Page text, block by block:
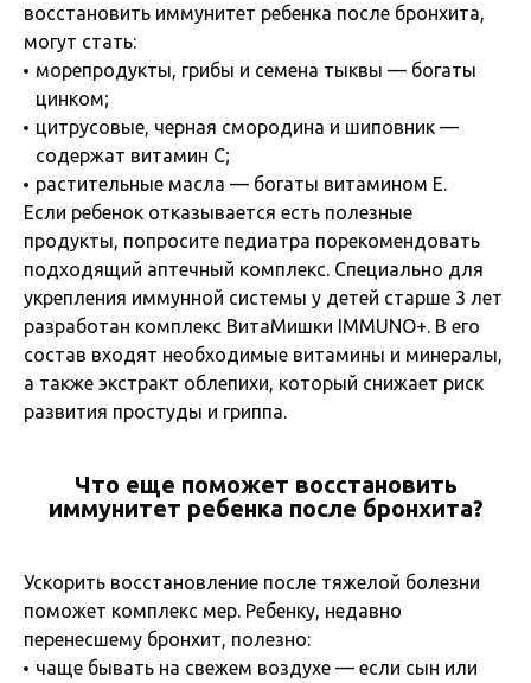
восстановить иммунитет ребенка после бронхита,
могут стать:
морепродукты, грибы и семена тыквы — богаты
цинком;
цитрусовые, черная смородина и шиповник —
содержат витамин С;
растительные масла — богаты витамином Е.
Если ребенок отказывается есть полезные
продукты, попросите педиатра порекомендовать
подходящий аптечный комплекс. Специально для
укрепления иммунной системы у детей старше 3 лет
разработан комплекс ВитаМишки IMMUNO+. В его
состав входят необходимые витамины и минералы,
а также экстракт облепихи, который снижает риск
развития простуды и гриппа.
Что еще поможет восстановить
иммунитет ребенка после бронхита?
Ускорить восстановление после тяжелой болезни
поможет комплекс мер. Ребенку, недавно
перенесшему бронхит, полезно:
чаще бывать на свежем воздухе — если сын или